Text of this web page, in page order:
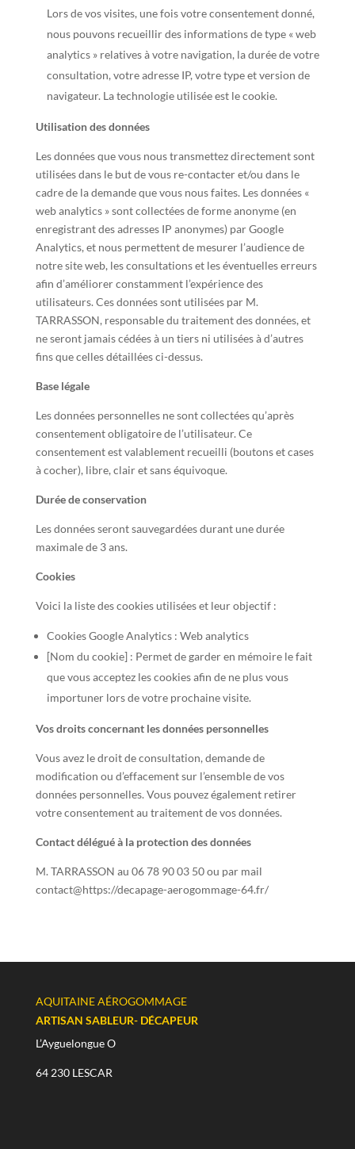
Lors de vos visites, une fois votre consentement donné,
nous pouvons recueillir des informations de type « web
analytics » relatives à votre navigation, la durée de votre
consultation, votre adresse IP, votre type et version de
navigateur. La technologie utilisée est le cookie.
Utilisation des données
Les données que vous nous transmettez directement sont
utilisées dans le but de vous re-contacter et/ou dans le
cadre de la demande que vous nous faites. Les données «
web analytics » sont collectées de forme anonyme (en
enregistrant des adresses IP anonymes) par Google
Analytics, et nous permettent de mesurer l’audience de
notre site web, les consultations et les éventuelles erreurs
afin d’améliorer constamment l’expérience des
utilisateurs. Ces données sont utilisées par M.
TARRASSON, responsable du traitement des données, et
ne seront jamais cédées à un tiers ni utilisées à d’autres
fins que celles détaillées ci-dessus.
Base légale
Les données personnelles ne sont collectées qu’après
consentement obligatoire de l’utilisateur. Ce
consentement est valablement recueilli (boutons et cases
à cocher), libre, clair et sans équivoque.
Durée de conservation
Les données seront sauvegardées durant une durée
maximale de 3 ans.
Cookies
Voici la liste des cookies utilisées et leur objectif :
Cookies Google Analytics : Web analytics
[Nom du cookie] : Permet de garder en mémoire le fait
que vous acceptez les cookies afin de ne plus vous
importuner lors de votre prochaine visite.
Vos droits concernant les données personnelles
Vous avez le droit de consultation, demande de
modification ou d’effacement sur l’ensemble de vos
données personnelles. Vous pouvez également retirer
votre consentement au traitement de vos données.
Contact délégué à la protection des données
M. TARRASSON au 06 78 90 03 50 ou par mail
contact@https://decapage-aerogommage-64.fr/
AQUITAINE AÉROGOMMAGE
ARTISAN SABLEUR- DÉCAPEUR
L’Ayguelongue O
64 230 LESCAR